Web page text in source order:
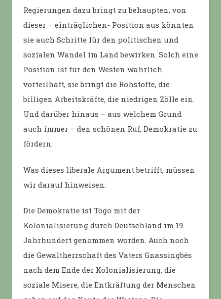
Regierungen dazu bringt zu behaupten, von
dieser – einträglichen- Position aus könnten
sie auch Schritte für den politischen und
sozialen Wandel im Land bewirken. Solch eine
Position ist für den Westen wahrlich
vorteilhaft, sie bringt die Rohstoffe, die
billigen Arbeitskräfte, die niedrigen Zölle ein.
Und darüber hinaus – aus welchem Grund
auch immer – den schönen Ruf, Demokratie zu
fördern.
Was dieses liberale Argument betrifft, müssen
wir darauf hinweisen:
Die Demokratie ist Togo mit der
Kolonialisierung durch Deutschland im 19.
Jahrhundert genommen worden. Auch noch
die Gewaltherrschaft des Vaters Gnassingbés
nach dem Ende der Kolonialisierung, die
soziale Misere, die Entkräftung der Menschen